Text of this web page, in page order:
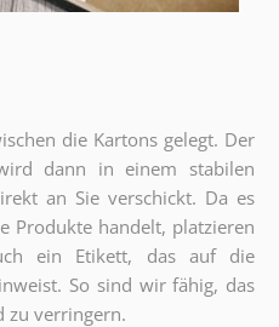
die Kartons gelegt. Der
dann in einem stabilen
an Sie verschickt. Da es
Produkte handelt, platzieren
ein Etikett, das auf die
So sind wir fähig, das
zu verringern.